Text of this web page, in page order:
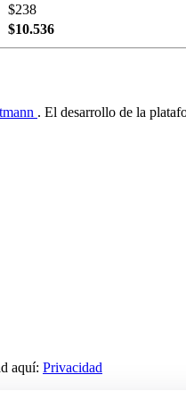
$238
$10.536
. El desarrollo de la
aquí: Privacidad